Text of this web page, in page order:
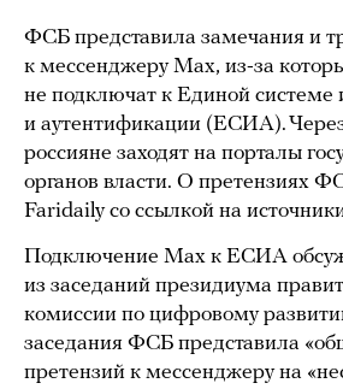
ФСБ представила замечания и
к мессенджеру Maх, из-за
не подключат к Единой
и аутентификации (ЕСИА). Через
россияне заходят на порталы
органов власти. О претензиях
Faridaily со ссылкой на
Подключение Maх к ЕСИА
из заседаний президиума
комиссии по цифровому
заседания ФСБ представила
претензий к мессенджеру на